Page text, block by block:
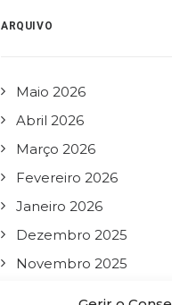
ARQUIVO
Maio 2026
Abril 2026
Março 2026
Fevereiro 2026
Janeiro 2026
Dezembro 2025
Novembro 2025